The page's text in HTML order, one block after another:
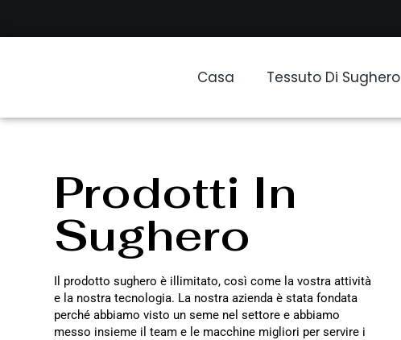
Casa Tessuto Di Sughero
Prodotti In
Sughero
Il prodotto sughero è illimitato, così come la vostra attività
e la nostra tecnologia. La nostra azienda è stata fondata
perché abbiamo visto un seme nel settore e abbiamo
messo insieme il team e le macchine migliori per servire i